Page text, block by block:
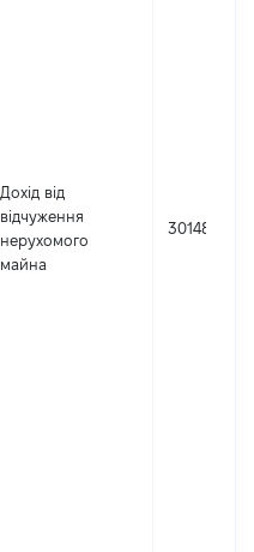
Дохід від
відчуження
нерухомого
майна
301480